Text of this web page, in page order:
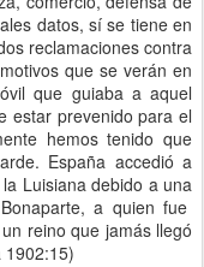
datos, sí se tiene en
reclamaciones contra
que se verán en
que guiaba a aquel
estar prevenido para el
hemos tenido que
España accedió a
Luisiana debido a una
a quien fue
reino que jamás llegó